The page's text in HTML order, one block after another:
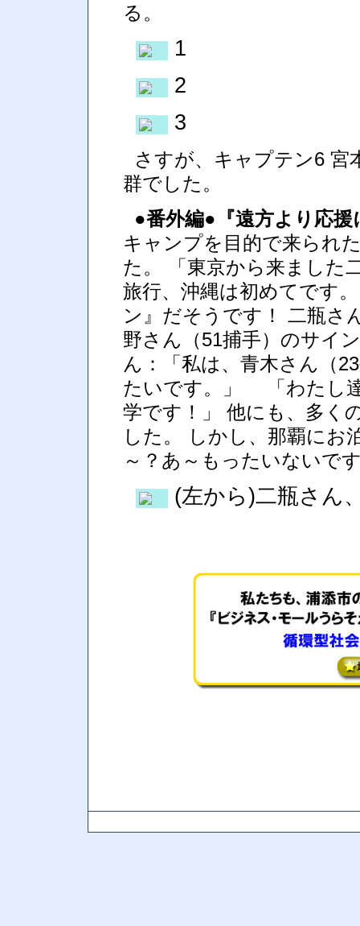
る。
1
2
3
さすが、キャプテン6 宮
群でした。
●番外編●『遠方より応
キャンプを目的で来られ
た。 「東京から来ました
旅行、沖縄は初めてです
ン』だそうです！ 二瓶さ
野さん（51捕手）のサイ
ん：「私は、青木さん（
たいです。」 「わたし
学です！」 他にも、多く
した。 しかし、那覇にお
～？あ～もったいないで
(左から)二瓶さん